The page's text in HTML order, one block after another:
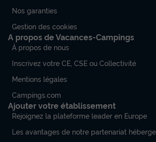
Nos garanties
Gestion des cookies
A propos de Vacances-Campings
À propos de nous
Inscrivez votre CE, CSE ou Collectivité
Mentions légales
Campings.com
Ajouter votre établissement
Rejoignez la plateforme leader en Europe
Les avantages de notre partenariat